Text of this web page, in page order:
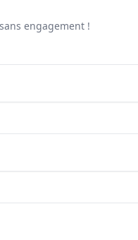
engagement !